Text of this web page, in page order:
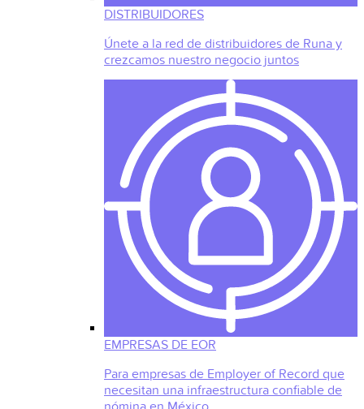
DISTRIBUIDORES
Únete a la red de distribuidores de Runa y
crezcamos nuestro negocio juntos
EMPRESAS DE EOR
Para empresas de Employer of Record que
necesitan una infraestructura confiable de